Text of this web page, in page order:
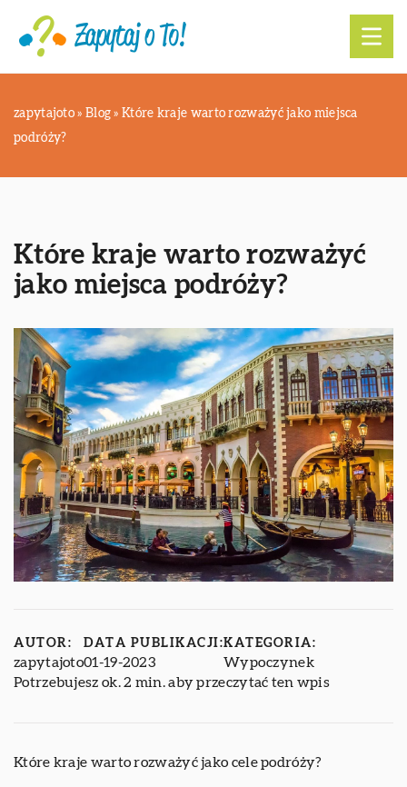
zapytajoto » Blog »Które kraje warto rozważyć jako miejsca
podróży?
Które kraje warto rozważyć
jako miejsca podróży?
AUTOR:
zapytajoto
DATA PUBLIKACJI:
01-19-2023
KATEGORIA:
Wypoczynek
Potrzebujesz ok. 2 min. aby przeczytać ten wpis
Które kraje warto rozważyć jako cele podróży?